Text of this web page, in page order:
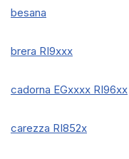
besana
brera RI9xxx
cadorna EGxxxx RI96xx
carezza RI852x